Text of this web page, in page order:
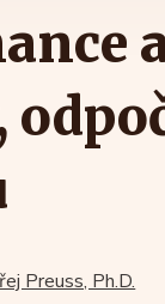
a
Preuss, Ph.D.